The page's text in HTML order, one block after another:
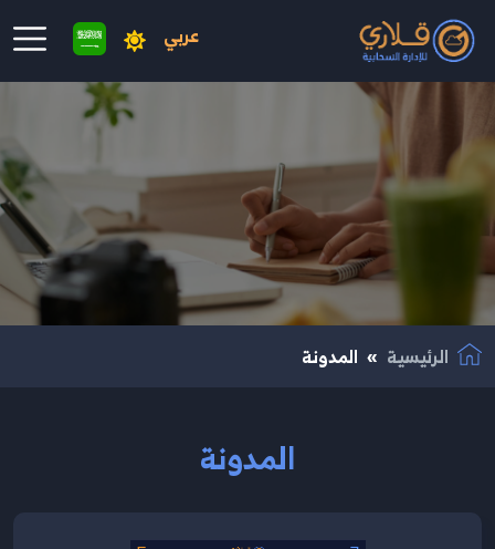
عربي
انتقال إلى المحتوى الرئيسي
الرئيسية المدونة
المدونة